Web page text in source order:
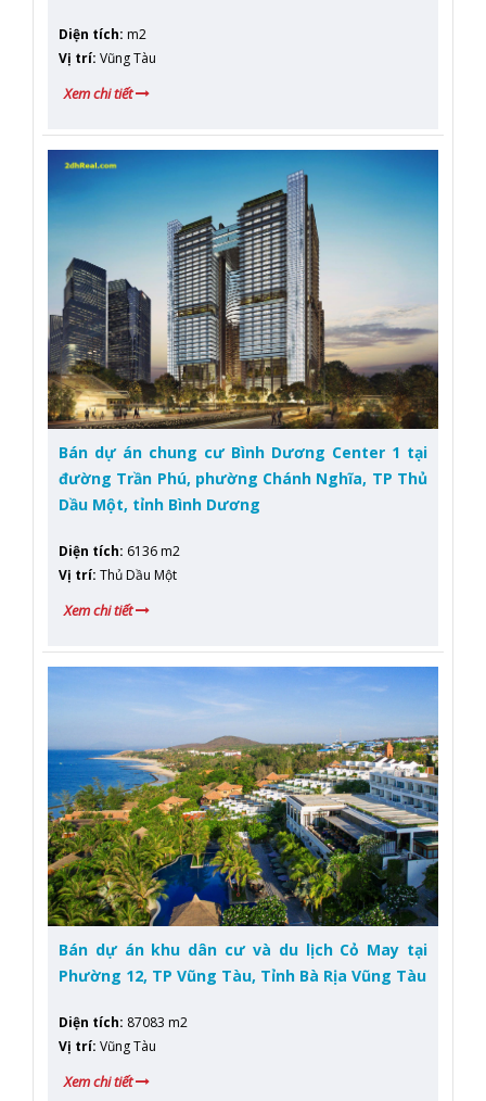
Diện tích: m2
Vị trí: Vũng Tàu
Xem chi tiết
Bán dự án chung cư Bình Dương Center 1 tại
đường Trần Phú, phường Chánh Nghĩa, TP Thủ
Dầu Một, tỉnh Bình Dương
Diện tích: 6136 m2
Vị trí: Thủ Dầu Một
Xem chi tiết
Bán dự án khu dân cư và du lịch Cỏ May tại
Phường 12, TP Vũng Tàu, Tỉnh Bà Rịa Vũng Tàu
Diện tích: 87083 m2
Vị trí: Vũng Tàu
Xem chi tiết